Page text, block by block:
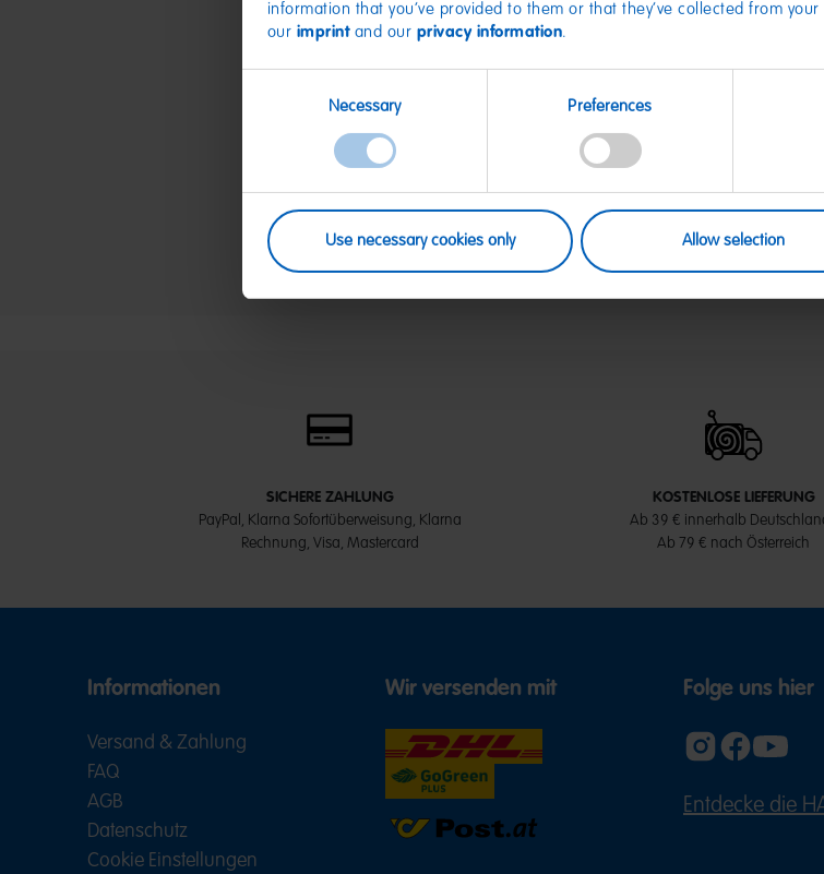
information that you’ve provided to them or that they’ve collected from
our imprintand our privacy information.
Necessary Preferences
Use necessary cookies only Allow selection
SICHERE ZAHLUNG
PayPal, Klarna Sofortüberweisung, Klarna
Rechnung, Visa, Mastercard
KOSTENLOSE LIEFERUNG
Ab 39 € innerhalb
Ab 79 € nach Österreich
Informationen
Versand & Zahlung
FAQ
AGB
Datenschutz
Cookie Einstellungen
Wir versenden mit Folge uns hier
Entdecke die